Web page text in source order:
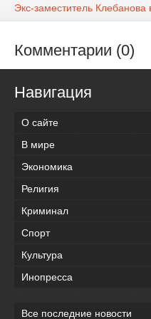
Экс-заместитель
Комментарии (0)
Навигация
О сайте
В мире
Экономика
Религия
Криминал
Спорт
Культура
Инопресса
Все последние новости